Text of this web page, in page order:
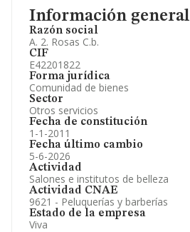
Información general
Razón social
A. 2. Rosas C.b.
CIF
E42201822
Forma jurídica
Comunidad de bienes
Sector
Otros servicios
Fecha de constitución
1-1-2011
Fecha último cambio
5-6-2026
Actividad
Salones e institutos de belleza
Actividad CNAE
9621 - Peluquerías y barberías
Estado de la empresa
Viva